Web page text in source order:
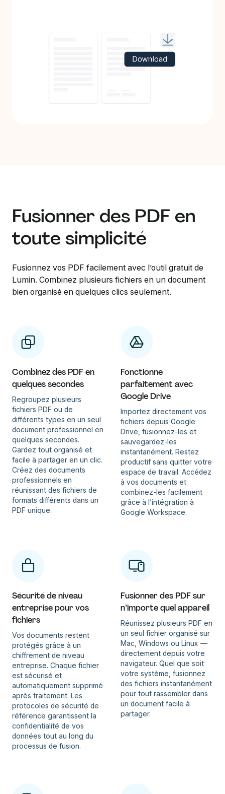
Fusionner des PDF en
toute simplicité
Fusionnez vos PDF facilement avec l’outil gratuit de
Lumin. Combinez plusieurs fichiers en un document
bien organisé en quelques clics seulement.
Combinez des PDF en
quelques secondes
Regroupez plusieurs
fichiers PDF ou de
différents types en un seul
document professionnel en
quelques secondes.
Gardez tout organisé et
facile à partager en un clic.
Créez des documents
professionnels en
réunissant des fichiers de
formats différents dans un
PDF unique.
Fonctionne
parfaitement avec
Google Drive
Importez directement vos
fichiers depuis Google
Drive, fusionnez-les et
sauvegardez-les
instantanément. Restez
productif sans quitter votre
espace de travail. Accédez
à vos documents et
combinez-les facilement
grâce à l’intégration à
Google Workspace.
Sécurité de niveau
entreprise pour vos
fichiers
Vos documents restent
protégés grâce à un
chiffrement de niveau
entreprise. Chaque fichier
est sécurisé et
automatiquement supprimé
après traitement. Les
protocoles de sécurité de
référence garantissent la
confidentialité de vos
données tout au long du
processus de fusion.
Fusionner des PDF sur
n’importe quel appareil
Réunissez plusieurs PDF en
un seul fichier organisé sur
Mac, Windows ou Linux —
directement depuis votre
navigateur. Quel que soit
votre système, fusionnez
des fichiers instantanément
pour tout rassembler dans
un document facile à
partager.